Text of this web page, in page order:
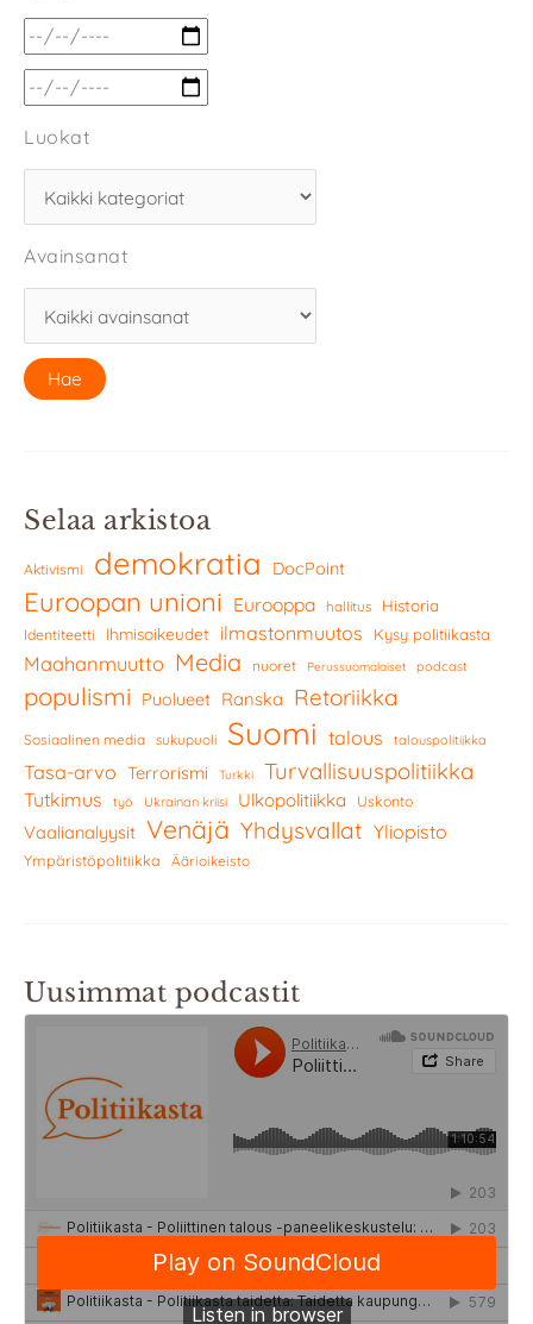
Luokat
Avainsanat
Selaa arkistoa
Aktivismi demokratia DocPoint
Euroopan unioni Eurooppa hallitus Historia
Identiteetti Ihmisoikeudet ilmastonmuutos Kysy politiikasta
Maahanmuutto Media nuoret Perussuomalaiset podcast
populismi Puolueet Ranska Retoriikka
Sosiaalinen media sukupuoli Suomi talous talouspolitiikka
Tasa-arvo Terrorismi Turkki Turvallisuuspolitiikka
Tutkimus työ Ukrainan kriisi Ulkopolitiikka Uskonto
Vaalianalyysit Venäjä Yhdysvallat Yliopisto
Ympäristöpolitiikka Äärioikeisto
Uusimmat podcastit